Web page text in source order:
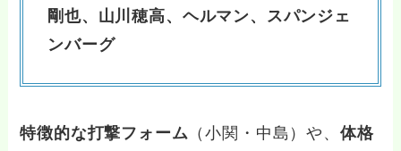
剛也、山川穂高、ヘルマン、スパンジェ
ンバーグ
特徴的な打撃フォーム （小関・中島）や、 体格